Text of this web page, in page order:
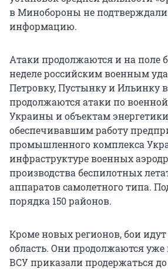
в Минобороны не подтверждали
информацию.
Атаки продолжаются и на поле
неделе российским военным
Петровку, Пустынку и Ильинку
продолжаются атаки по
Украины и объектам
обеспечивавшим работу
промышленного комплекса
инфраструктуре военных
производства беспилотных
аппаратов самолетного типа.
порядка 150 районов.
Кроме новых регионов, бои
область. Они продолжаются
ВСУ приказали продержаться